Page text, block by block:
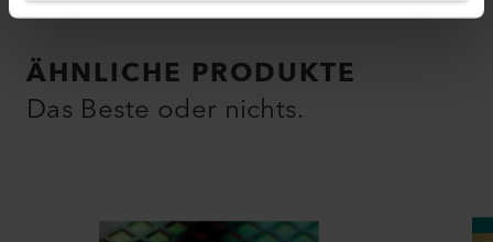
ÄHNLICHE PRODUKTE
Das Beste oder nichts.